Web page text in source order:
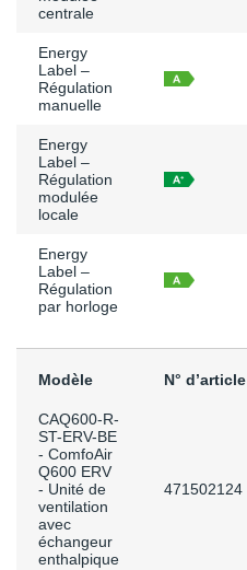
centrale
Energy
Label –
Régulation
manuelle
Energy
Label –
Régulation
modulée
locale
Energy
Label –
Régulation
par horloge
Modèle N° d’article
CAQ600-R-
ST-ERV-BE
- ComfoAir
Q600 ERV
- Unité de
ventilation
avec
échangeur
enthalpique
471502124